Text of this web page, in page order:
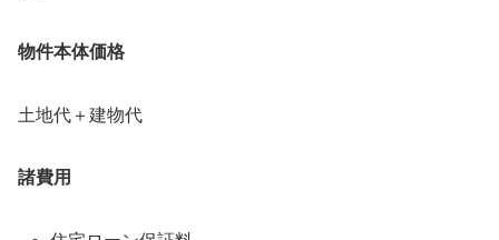
物件本体価格
土地代＋建物代
諸費用